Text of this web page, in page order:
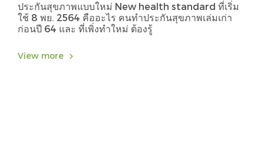
ประกันสุขภาพแบบใหม่ New health standard ที่เริ่ม
ใช้ 8 พย. 2564 คืออะไร คนทำประกันสุขภาพเล่มเก่า
ก่อนปี 64 และ ที่เพิ่งทำใหม่ ต้องรู้
View more